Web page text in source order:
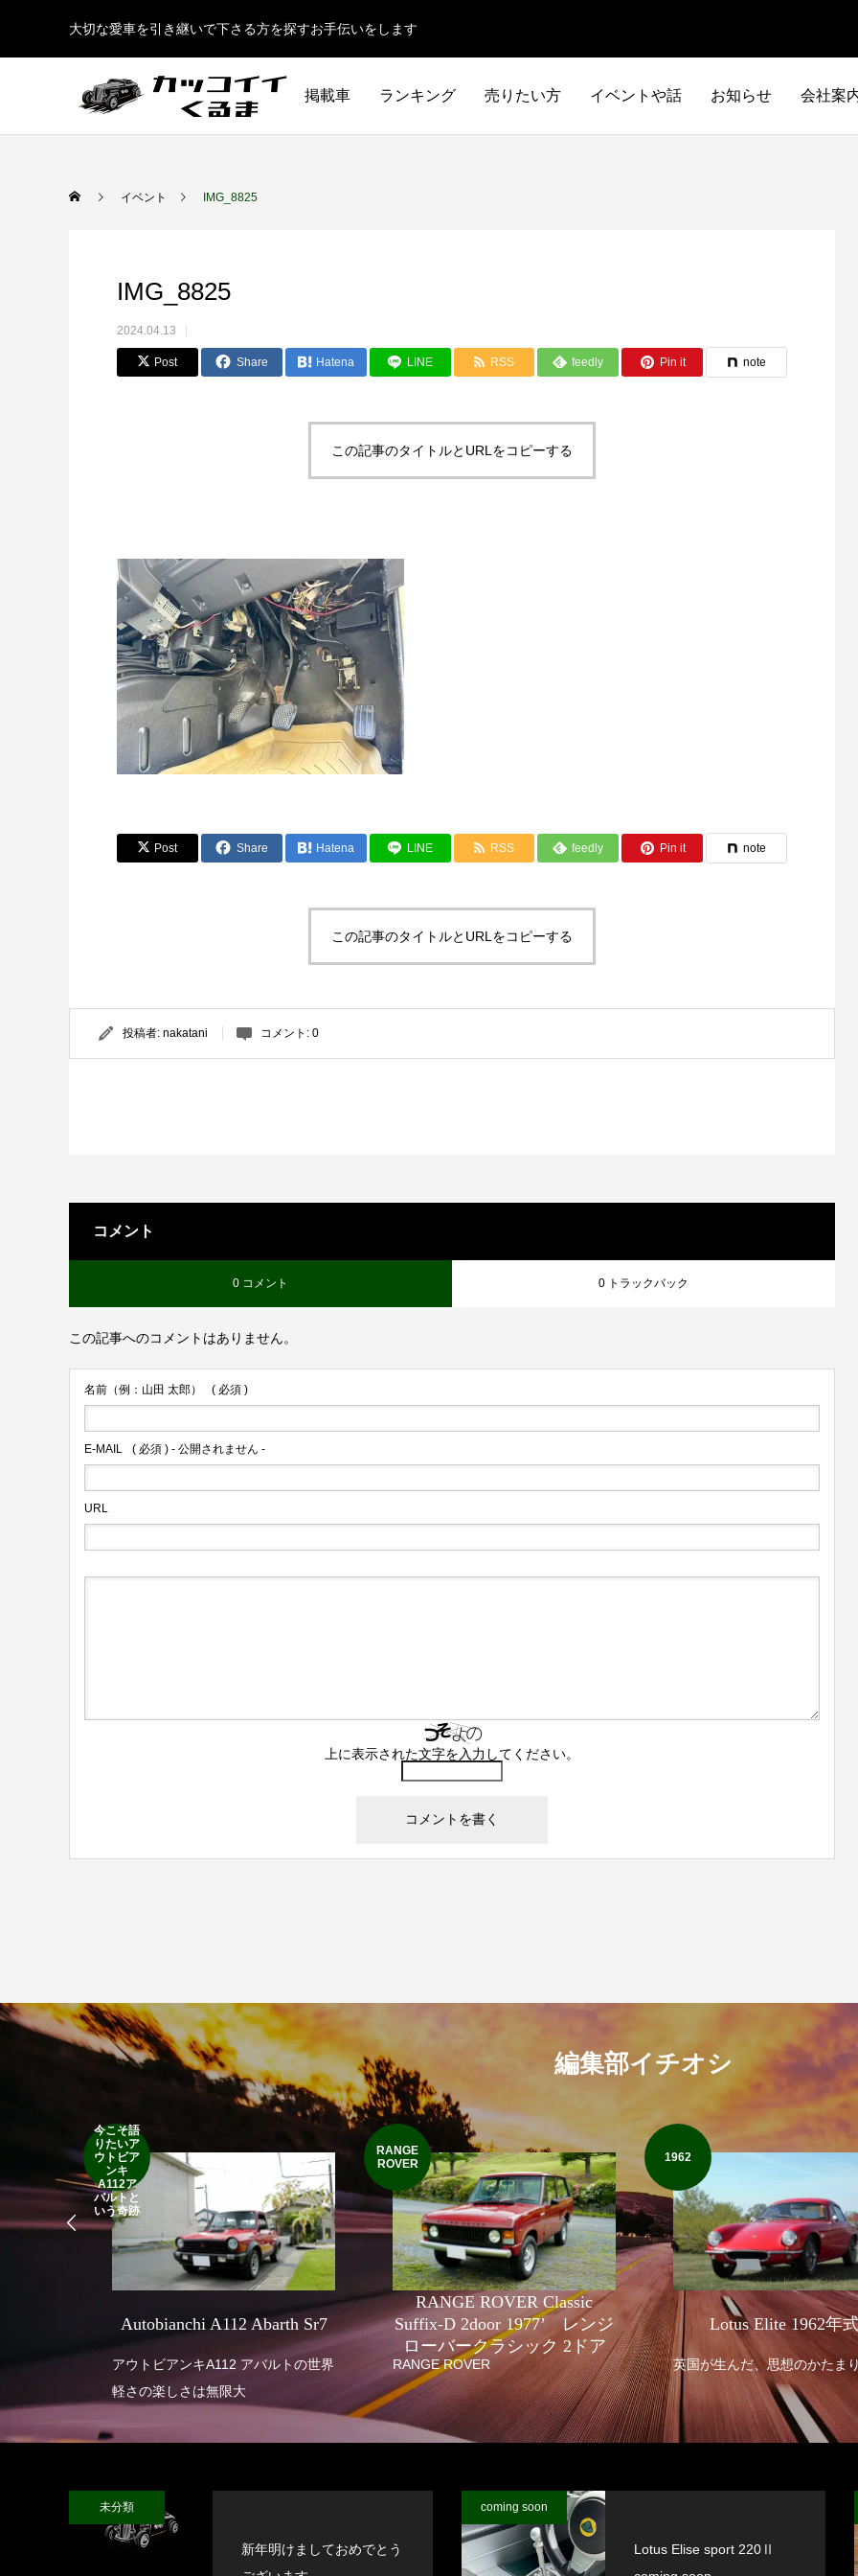
大切な愛車を引き継いで下さる方を探すお手伝いをします
掲載車 ランキング 売りたい方 イベントや話 お知らせ 会社案
GERMANY ILTALIA
イベント IMG_8825
IMG_8825
2024.04.13
Post Share Hatena LINE RSS feedly Pin it note
この記事のタイトルとURLをコピーする
Post Share Hatena LINE RSS feedly Pin it note
この記事のタイトルとURLをコピーする
投稿者: nakatani コメント: 0
コメント
0 コメント 0 トラックバック
この記事へのコメントはありません。
名前（例：山田 太郎） ( 必須 )
E-MAIL ( 必須 ) - 公開されません -
URL
上に表示された文字を入力してください。
編集部イチオシ
今こそ語
りたいア
ウトビア
ンキ
A112ア
バルトと
いう奇跡
Autobianchi A112 Abarth Sr7
アウトビアンキA112 アバルトの世界
軽さの楽しさは無限大
RANGE
ROVER
RANGE ROVER Classic
Suffix-D 2door 1977’ レンジ
ローバークラシック 2ドア
RANGE ROVER
1962
Lotus Elite 1962年
英国が生んだ、思想のかたまり
未分類
新年明けましておめでとう
coming soon
Lotus Elise sport 220Ⅱ